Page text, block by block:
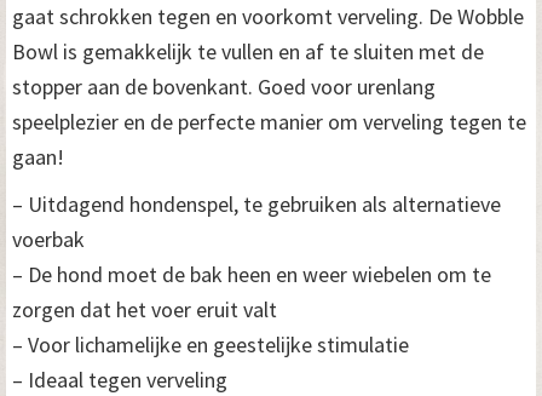
gaat schrokken tegen en voorkomt verveling. De Wobble
Bowl is gemakkelijk te vullen en af te sluiten met de
stopper aan de bovenkant. Goed voor urenlang
speelplezier en de perfecte manier om verveling tegen te
gaan!
– Uitdagend hondenspel, te gebruiken als alternatieve
voerbak
– De hond moet de bak heen en weer wiebelen om te
zorgen dat het voer eruit valt
– Voor lichamelijke en geestelijke stimulatie
– Ideaal tegen verveling